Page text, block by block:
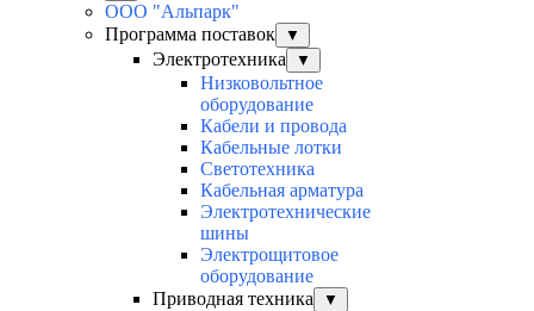
ООО "Альпарк"
Программа поставок
▼
Электротехника ▼
Низковольтное
оборудование
Кабели и провода
Кабельные лотки
Светотехника
Кабельная арматура
Электротехнические
шины
Электрощитовое
оборудование
Приводная техника
▼